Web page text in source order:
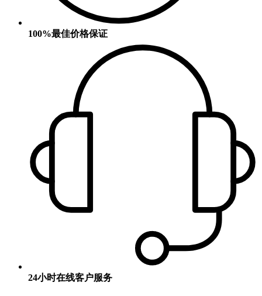
100%最佳价格保证
24小时在线客户服务